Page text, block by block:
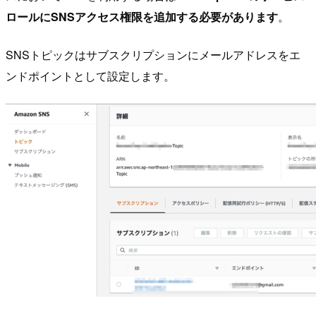
ロールにSNSアクセス権限を追加する必要があります。
SNSトピックはサブスクリプションにメールアドレスをエ
ンドポイントとして設定します。